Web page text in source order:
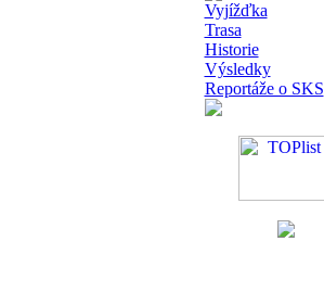
Vyjížďka
Trasa
Historie
Výsledky
Reportáže o SKS